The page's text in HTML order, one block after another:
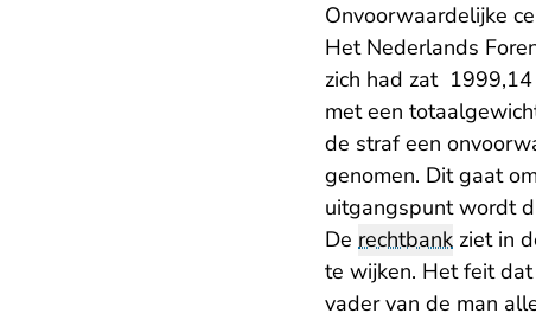
Onvoorwaardelijke
Het Nederlands
zich had zat
met een
de straf een
genomen. Dit gaat
uitgangspunt wordt
De rechtbank ziet in
te wijken. Het feit
vader van de man